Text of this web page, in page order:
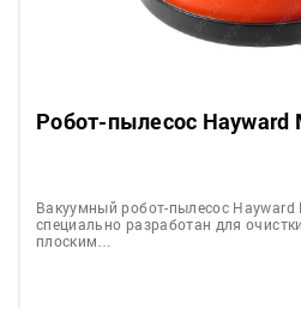
Робот-пылесос Hayward
Вакуумный робот-пылесос Hayward
специально разработан для
плоским…